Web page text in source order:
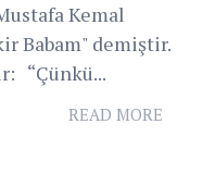
Kemal
Babam" demiştir.
“Çünkü...
READ MORE